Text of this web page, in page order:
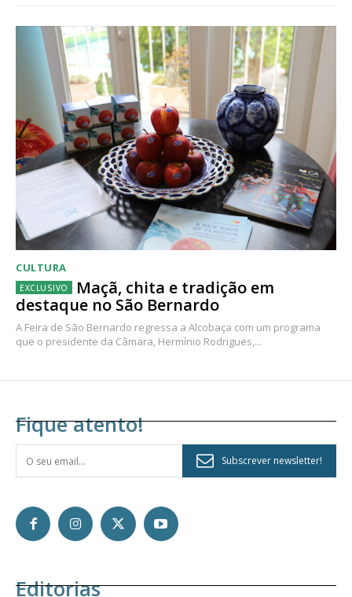
CULTURA
Maçã, chita e tradição em
destaque no São Bernardo
A Feira de São Bernardo regressa a Alcobaça com um programa
que o presidente da Câmara, Hermínio Rodrigues,...
Fique atento!
Subscrever newsletter!
Editorias